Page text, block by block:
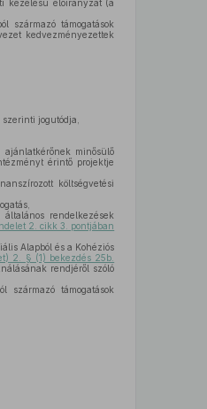
kezelésű előirányzat (a
származó támogatások
kedvezményezettek
jogutódja,
ajánlatkérőnek minősülő
érintő projektje
költségvetési
rendelkezések
2. cikk 3. pontjában
Alapból és a Kohéziós
2. § (1) bekezdés 25b.
rendjéről szóló
származó támogatások